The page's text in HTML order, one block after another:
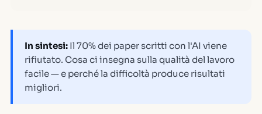
In sintesi: Il 70% dei paper scritti con l'AI viene
rifiutato. Cosa ci insegna sulla qualità del lavoro
facile — e perché la difficoltà produce risultati
migliori.